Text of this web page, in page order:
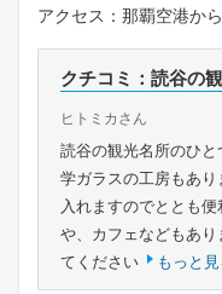
アクセス：那覇空港か
クチコミ：読谷の
ヒトミカさん
読谷の観光名所のひ
学ガラスの工房もあ
入れますのでととも
や、カフェなどもあ
てください
もっと